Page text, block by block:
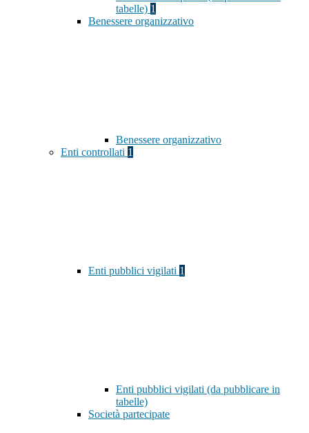
tabelle) 1
Benessere organizzativo
Benessere organizzativo
Enti controllati 1
Enti pubblici vigilati 1
Enti pubblici vigilati (da pubblicare in
tabelle)
Società partecipate